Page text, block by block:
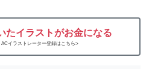
たイラストがお金になる
ACイラストレーター登録はこちら>